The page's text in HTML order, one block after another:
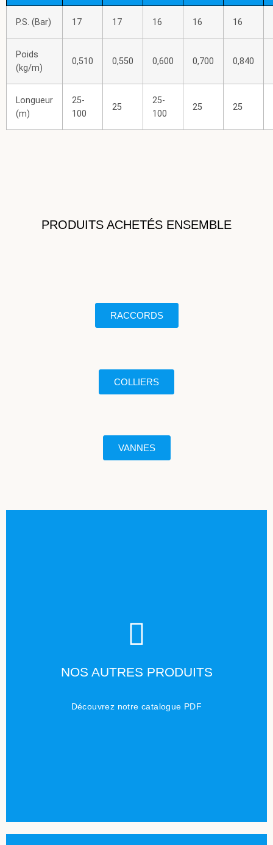
P.S. (Bar) 17 17 16 16 16
Poids
(kg/m)
0,510 0,550 0,600 0,700 0,840
Longueur
(m)
25-
100
25
25-
100
25 25
PRODUITS ACHETÉS ENSEMBLE
RACCORDS
COLLIERS
VANNES
NOS AUTRES PRODUITS
Découvrez notre catalogue PDF
TÉLÉCHARGER